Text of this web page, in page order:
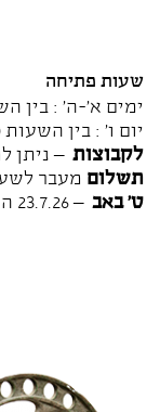
שעות פתיחה
ימים א'-ה' : בין השעות
יום ו' : בין השעות 10:00 – 13:00
לקבוצות – ניתן
תשלום מעבר
ט' באב– 23.7.26 המוזיאון סגור